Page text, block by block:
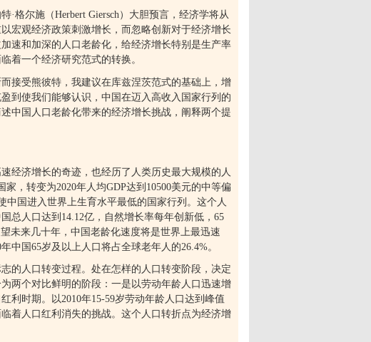
·格尔施（Herbert Giersch）大胆预言，经济学将从
宏观经济政策刺激增长，而忽略创新对于经济增长
速和加深的人口老龄化，给经济增长特别是生产率
着一个经济研究范式的转换。
接受熊彼特，我建议在库兹涅茨范式的基础上，增
到使我们能够认识，中国在迈入高收入国家行列的
中国人口老龄化带来的经济增长挑战，阐释两个提
经济增长的奇迹，也经历了人类历史最大规模的人
家，转变为2020年人均GDP达到 10500美元的中等偏
中国进入世界上生育水平最低的国家行列。这个人
总人口达到 14.12亿，自然增长率每年创新低， 65
望未来几十年，中国老龄化速度将是世界上最迅速
年中国65岁及以上人口将占全球老年人的26.4%。
的人口转变过程。处在怎样的人口转变阶段，决定
两个对比鲜明的阶段：一是以劳动年龄人口迅速增
利时期。以 2010年15-59岁劳动年龄人口达到峰值
着人口红利消失的挑战。这个人口转折点为经济增